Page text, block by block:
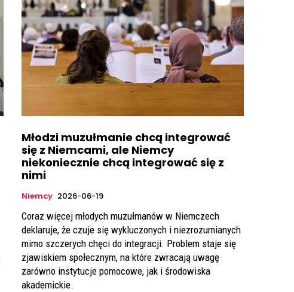
Młodzi muzułmanie chcą integrować
się z Niemcami, ale Niemcy
niekoniecznie chcą integrować się z
nimi
Niemcy 2026-06-19
Coraz więcej młodych muzułmanów w Niemczech
deklaruje, że czuje się wykluczonych i niezrozumianych
mimo szczerych chęci do integracji. Problem staje się
zjawiskiem społecznym, na które zwracają uwagę
zarówno instytucje pomocowe, jak i środowiska
akademickie.